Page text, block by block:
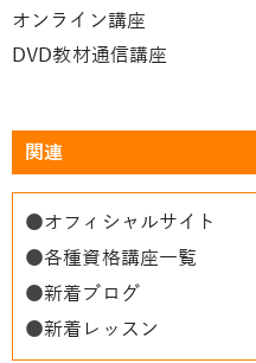
オンライン講座
DVD教材通信講座
関連
●オフィシャルサイト
●各種資格講座一覧
●新着ブログ
●新着レッスン